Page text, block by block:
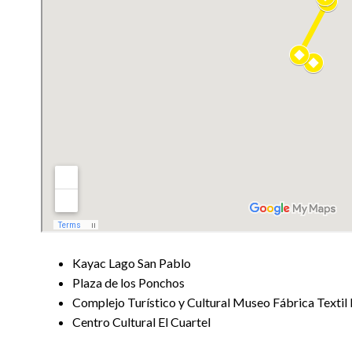
Kayac Lago San Pablo
Plaza de los Ponchos
Complejo Turístico y Cultural Museo Fábrica Textil
Centro Cultural El Cuartel